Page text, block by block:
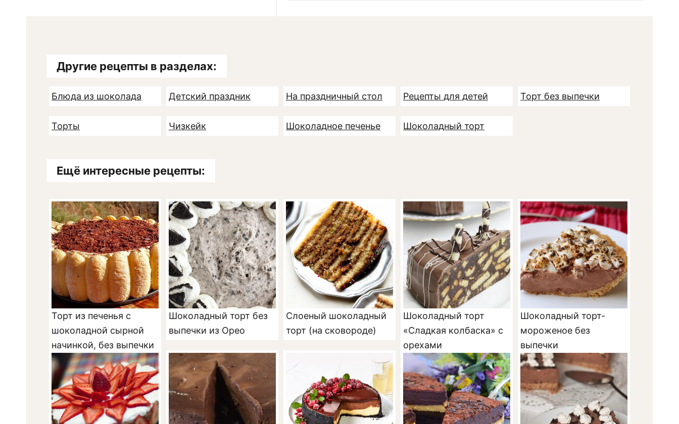
Другие рецепты в разделах:
Блюда из шоколада Детский праздник На праздничный стол Рецепты для детей Торт без выпечки
Торты Чизкейк Шоколадное печенье Шоколадный торт
Ещё интересные рецепты:
Торт из печенья с
шоколадной сырной
начинкой, без выпечки
Шоколадный торт без
выпечки из Орео
Слоеный шоколадный
торт (на сковороде)
Шоколадный торт
«Сладкая колбаска» с
орехами
Шоколадный торт-
мороженое без
выпечки